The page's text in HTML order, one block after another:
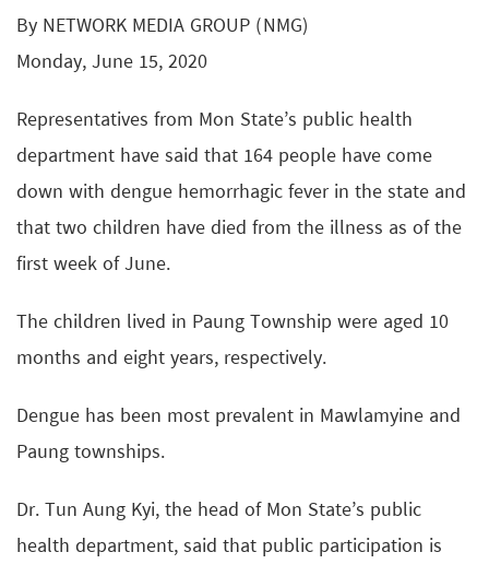
By NETWORK MEDIA GROUP (NMG)
Monday, June 15, 2020
Representatives from Mon State’s public health
department have said that 164 people have come
down with dengue hemorrhagic fever in the state and
that two children have died from the illness as of the
first week of June.
The children lived in Paung Township were aged 10
months and eight years, respectively.
Dengue has been most prevalent in Mawlamyine and
Paung townships.
Dr. Tun Aung Kyi, the head of Mon State’s public
health department, said that public participation is